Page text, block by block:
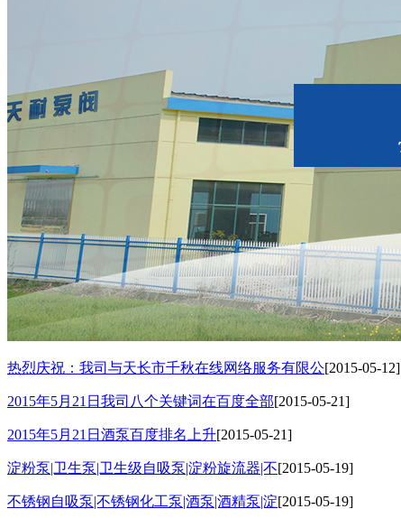
热烈庆祝：我司与天长市千秋在线网络服务有限公[2015-05-12]
2015年5月21日我司八个关键词在百度全部[2015-05-21]
2015年5月21日酒泵百度排名上升[2015-05-21]
淀粉泵|卫生泵|卫生级自吸泵|淀粉旋流器|不[2015-05-19]
不锈钢自吸泵|不锈钢化工泵|酒泵|酒精泵|淀[2015-05-19]